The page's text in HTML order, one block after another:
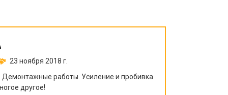
23 ноября 2018 г.
работы. Усиление и пробивка
другое!